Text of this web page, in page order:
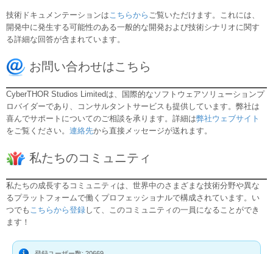
技術ドキュメンテーションはこちらから ご覧いただけます。これには、
開発中に発生する可能性のある一般的な開発および技術シナリオに関す
る詳細な回答が含まれています。
お問い合わせはこちら
CyberTHOR Studios Limitedは、国際的なソフトウェアソリューションプ
ロバイダーであり、コンサルタントサービスも提供しています。弊社は
喜んでサポートについてのご相談を承ります。詳細は弊社ウェブサイト
をご覧ください。 連絡先から直接メッセージが送れます。
私たちのコミュニティ
私たちの成長するコミュニティは、世界中のさまざまな技術分野や異な
るプラットフォームで働くプロフェッショナルで構成されています。い
つでも こちらから登録 して、このコミュニティの一員になることができ
ます！